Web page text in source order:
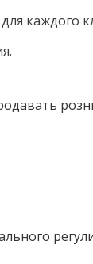
каждого